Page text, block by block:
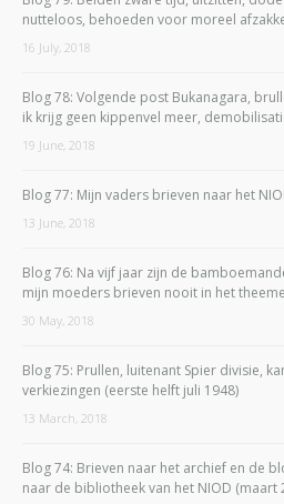
nutteloos, behoeden voor moreel
16 July, 2018
Blog 78: Volgende post Bukanagara,
ik krijg geen kippenvel meer,
19 June, 2018
Blog 77: Mijn vaders brieven naar het
13 June, 2018
Blog 76: Na vijf jaar zijn de
mijn moeders brieven nooit in het
30 May, 2018
Blog 75: Prullen, luitenant Spier divisie,
verkiezingen (eerste helft juli 1948)
13 March, 2018
Blog 74: Brieven naar het archief en de
naar de bibliotheek van het NIOD (maart